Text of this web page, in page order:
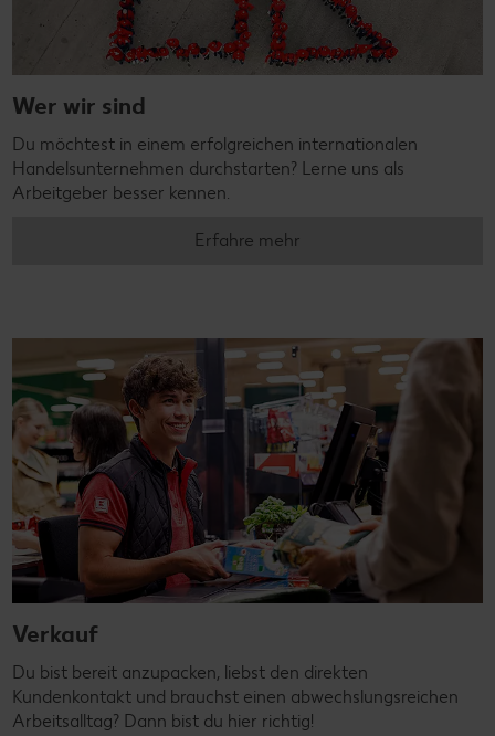
Wer wir sind
Du möchtest in einem erfolgreichen internationalen
Handelsunternehmen durchstarten? Lerne uns als
Arbeitgeber besser kennen.
Erfahre mehr
Verkauf
Du bist bereit anzupacken, liebst den direkten
Kundenkontakt und brauchst einen abwechslungsreichen
Arbeitsalltag? Dann bist du hier richtig!